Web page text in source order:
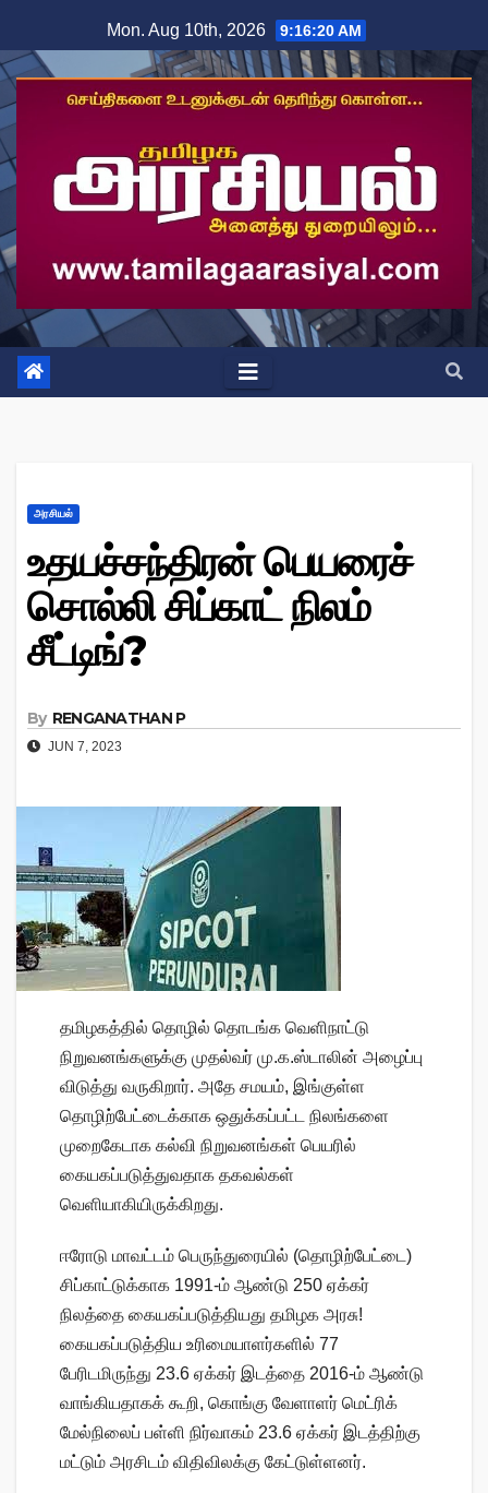
to
content
Mon. Aug 10th, 2026 9:16:20 AM
அரசியல்
உதயச்சந்திரன் பெயரைச்
சொல்லி சிப்காட் நிலம்
சீட்டிங்?
By RENGANATHAN P
JUN 7, 2023
தமிழகத்தில் தொழில் தொடங்க வெளிநாட்டு
நிறுவனங்களுக்கு முதல்வர் மு.க.ஸ்டாலின் அழைப்பு
விடுத்து வருகிறார். அதே சமயம், இங்குள்ள
தொழிற்பேட்டைக்காக ஒதுக்கப்பட்ட நிலங்களை
முறைகேடாக கல்வி நிறுவனங்கள் பெயரில்
கையகப்படுத்துவதாக தகவல்கள்
வெளியாகியிருக்கிறது.
ஈரோடு மாவட்டம் பெருந்துரையில் (தொழிற்பேட்டை)
சிப்காட்டுக்காக 1991-ம் ஆண்டு 250 ஏக்கர்
நிலத்தை கையகப்படுத்தியது தமிழக அரசு!
கையகப்படுத்திய உரிமையாளர்களில் 77
பேரிடமிருந்து 23.6 ஏக்கர் இடத்தை 2016-ம் ஆண்டு
வாங்கியதாகக் கூறி, கொங்கு வேளாளர் மெட்ரிக்
மேல்நிலைப் பள்ளி நிர்வாகம் 23.6 ஏக்கர் இடத்திற்கு
மட்டும் அரசிடம் விதிவிலக்கு கேட்டுள்ளனர்.